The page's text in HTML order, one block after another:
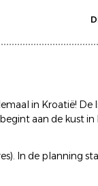
in Kroatië! De
aan de kust
In de planning